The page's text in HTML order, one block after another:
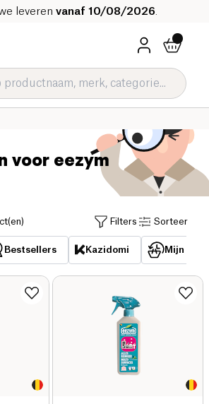
leveren vanaf 10/08/2026
voor eezym
Filters Sorteer
Bestsellers Kazidomi Mijn